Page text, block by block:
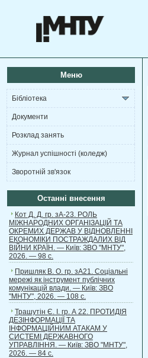
Меню
Бібліотека
Документи
Розклад занять
Журнал успішності (коледж)
Зворотній зв'язок
Останні внесення
Кот Д. Д. гр. зА-23. РОЛЬ
МІЖНАРОДНИХ ОРГАНІЗАЦІЙ ТА
ОКРЕМИХ ДЕРЖАВ У ВІДНОВЛЕННІ
ЕКОНОМІКИ ПОСТРАЖДАЛИХ ВІД
ВІЙНИ КРАЇН. — Київ: ЗВО "МНТУ",
2026. — 98 с.
Пришляк В. О. гр. зА21. Соціальні
мережі як інструмент публічних
комунікацій влади. — Київ: ЗВО
"МНТУ", 2026. — 108 с.
Трашутін Є. І. гр. А 22. ПРОТИДІЯ
ДЕЗІНФОРМАЦІЇ ТА
ІНФОРМАЦІЙНИМ АТАКАМ У
СИСТЕМІ ДЕРЖАВНОГО
УПРАВЛІННЯ. — Київ: ЗВО "МНТУ",
2026. — 84 с.